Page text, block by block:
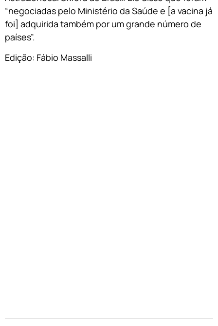
“negociadas pelo Ministério da Saúde e [a vacina já
foi] adquirida também por um grande número de
países”.
Edição: Fábio Massalli